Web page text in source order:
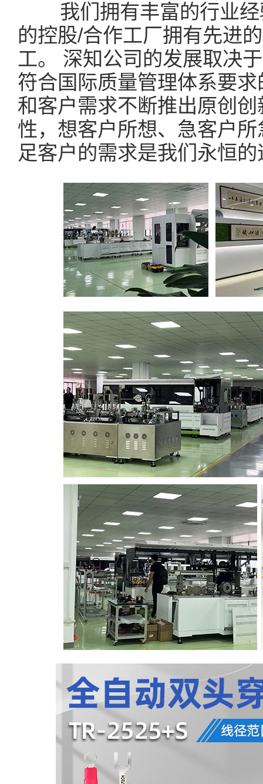
我们拥有丰富的行业经
的控股/合作工厂拥有先进
工。 深知公司的发展取决
符合国际质量管理体系要
和客户需求不断推出原创
性，想客户所想、急客户
足客户的需求是我们永恒的